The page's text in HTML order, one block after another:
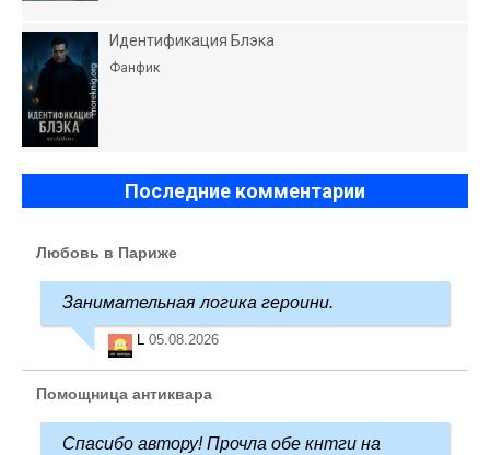
Идентификация Блэка
Фанфик
Последние комментарии
Любовь в Париже
Занимательная логика героини.
L 05.08.2026
Помощница антиквара
Спасибо автору! Прочла обе кнтги на